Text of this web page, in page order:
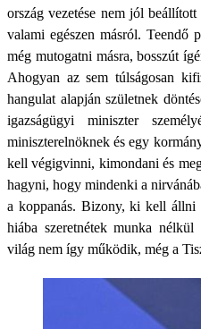
ország vezetése nem jól
valami egészen másról. Teendő
még mutogatni másra, bosszút
Ahogyan az sem túlságosan
hangulat alapján születnek
igazságügyi miniszter
miniszterelnöknek és egy
kell végigvinni, kimondani és
hagyni, hogy mindenki a
a koppanás. Bizony, ki kell állni
hiába szeretnétek munka
világ nem így működik, még a